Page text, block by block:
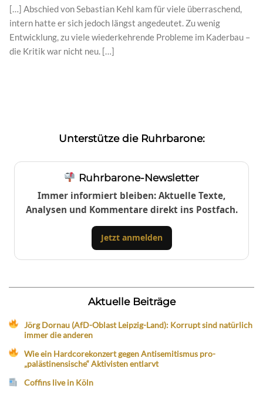
[…] Abschied von Sebastian Kehl kam für viele überraschend,
intern hatte er sich jedoch längst angedeutet. Zu wenig
Entwicklung, zu viele wiederkehrende Probleme im Kaderbau –
die Kritik war nicht neu. […]
Unterstütze die Ruhrbarone:
Ruhrbarone-Newsletter
Immer informiert bleiben: Aktuelle Texte,
Analysen und Kommentare direkt ins Postfach.
Jetzt anmelden
Aktuelle Beiträge
Jörg Dornau (AfD-Oblast Leipzig-Land): Korrupt sind natürlich
immer die anderen
Wie ein Hardcorekonzert gegen Antisemitismus pro-
„palästinensische“ Aktivisten entlarvt
Coffins live in Köln